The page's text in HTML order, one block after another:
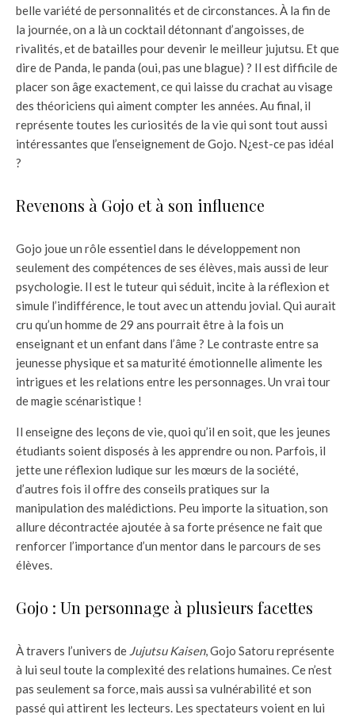
belle variété de personnalités et de circonstances. À la fin de
la journée, on a là un cocktail détonnant d’angoisses, de
rivalités, et de batailles pour devenir le meilleur jujutsu. Et que
dire de Panda, le panda (oui, pas une blague) ? Il est difficile de
placer son âge exactement, ce qui laisse du crachat au visage
des théoriciens qui aiment compter les années. Au final, il
représente toutes les curiosités de la vie qui sont tout aussi
intéressantes que l’enseignement de Gojo. N¿est-ce pas idéal
?
Revenons à Gojo et à son influence
Gojo joue un rôle essentiel dans le développement non
seulement des compétences de ses élèves, mais aussi de leur
psychologie. Il est le tuteur qui séduit, incite à la réflexion et
simule l’indifférence, le tout avec un attendu jovial. Qui aurait
cru qu’un homme de 29 ans pourrait être à la fois un
enseignant et un enfant dans l’âme ? Le contraste entre sa
jeunesse physique et sa maturité émotionnelle alimente les
intrigues et les relations entre les personnages. Un vrai tour
de magie scénaristique !
Il enseigne des leçons de vie, quoi qu’il en soit, que les jeunes
étudiants soient disposés à les apprendre ou non. Parfois, il
jette une réflexion ludique sur les mœurs de la société,
d’autres fois il offre des conseils pratiques sur la
manipulation des malédictions. Peu importe la situation, son
allure décontractée ajoutée à sa forte présence ne fait que
renforcer l’importance d’un mentor dans le parcours de ses
élèves.
Gojo : Un personnage à plusieurs facettes
À travers l’univers de Jujutsu Kaisen, Gojo Satoru représente
à lui seul toute la complexité des relations humaines. Ce n’est
pas seulement sa force, mais aussi sa vulnérabilité et son
passé qui attirent les lecteurs. Les spectateurs voient en lui